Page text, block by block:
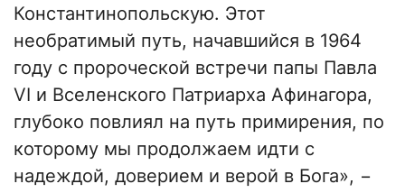
Константинопольскую. Этот
необратимый путь, начавшийся в 1964
году с пророческой встречи папы Павла
VI и Вселенского Патриарха Афинагора,
глубоко повлиял на путь примирения, по
которому мы продолжаем идти с
надеждой, доверием и верой в Бога», −